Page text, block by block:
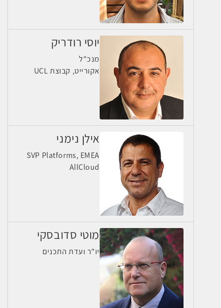
יוסי רודריק
מנכ"ל
אקורייט, קבוצת UCL
אילן נימני
SVP Platforms, EMEA
AllCloud
מוטי סדובסקי
יו"ר ועדת התכנים